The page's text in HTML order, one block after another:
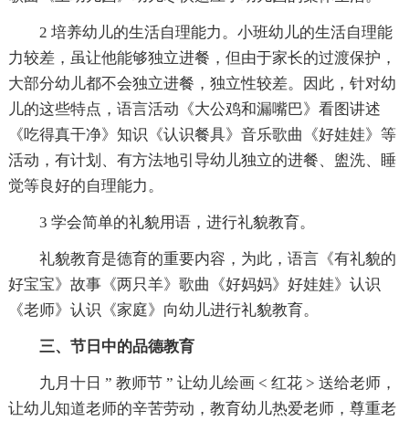
2 培养幼儿的生活自理能力。小班幼儿的生活自理能
力较差，虽让他能够独立进餐，但由于家长的过渡保护，
大部分幼儿都不会独立进餐，独立性较差。因此，针对幼
儿的这些特点，语言活动《大公鸡和漏嘴巴》看图讲述
《吃得真干净》知识《认识餐具》音乐歌曲《好娃娃》等
活动，有计划、有方法地引导幼儿独立的进餐、盥洗、睡
觉等良好的自理能力。
3 学会简单的礼貌用语，进行礼貌教育。
礼貌教育是德育的重要内容，为此，语言《有礼貌的
好宝宝》故事《两只羊》歌曲《好妈妈》好娃娃》认识
《老师》认识《家庭》向幼儿进行礼貌教育。
三、节日中的品德教育
九月十日 ” 教师节 ” 让幼儿绘画 < 红花 > 送给老师，
让幼儿知道老师的辛苦劳动，教育幼儿热爱老师，尊重老